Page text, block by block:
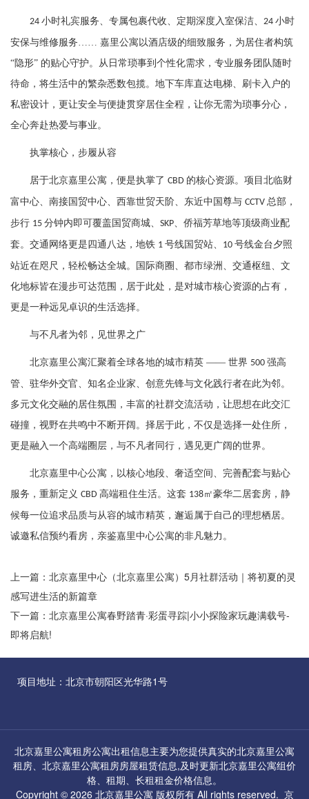
24 小时礼宾服务、专属包裹代收、定期深度入室保洁、 24 小时
安保与维修服务…… 嘉里公寓以酒店级的细致服务，为居住者构筑
“隐形” 的贴心守护。从日常琐事到个性化需求，专业服务团队随时
待命，将生活中的繁杂悉数包揽。地下车库直达电梯、刷卡入户的
私密设计，更让安全与便捷贯穿居住全程，让你无需为琐事分心，
全心奔赴热爱与事业。
执掌核心，步履从容
居于北京嘉里公寓，便是执掌了 CBD 的核心资源。项目北临财
富中心、南接国贸中心、西靠世贸天阶、东近中国尊与 CCTV 总部，
步行 15 分钟内即可覆盖国贸商城、 SKP 、侨福芳草地等顶级商业配
套。交通网络更是四通八达，地铁 1 号线国贸站、 10 号线金台夕照
站近在咫尺，轻松畅达全城。国际商圈、都市绿洲、交通枢纽、文
化地标皆在漫步可达范围，居于此处，是对城市核心资源的占有，
更是一种远见卓识的生活选择。
与不凡者为邻，见世界之广
北京嘉里公寓汇聚着全球各地的城市精英 —— 世界 500 强高
管、驻华外交官、知名企业家、创意先锋与文化践行者在此为邻。
多元文化交融的居住氛围，丰富的社群交流活动，让思想在此交汇
碰撞，视野在共鸣中不断开阔。择居于此，不仅是选择一处住所，
更是融入一个高端圈层，与不凡者同行，遇见更广阔的世界。
北京嘉里中心公寓，以核心地段、奢适空间、完善配套与贴心
服务，重新定义 CBD 高端租住生活。这套 138㎡豪华二居套房，静
候每一位追求品质与从容的城市精英，邂逅属于自己的理想栖居。
诚邀私信预约看房，亲鉴嘉里中心公寓的非凡魅力。
上一篇： 北京嘉里中心（北京嘉里公寓）5月社群活动｜将初夏的灵
感写进生活的新篇章
下一篇： 北京嘉里公寓春野踏青·彩蛋寻踪|小小探险家玩趣满载号-
即将启航!
项目地址：北京市朝阳区光华路1号
北京嘉里公寓租房公寓出租信息主要为您提供真实的北京嘉里公寓
租房、 北京嘉里公寓租房房屋租赁信息,及时更新北京嘉里公寓组价
格、租期、长租租金价格信息。
Copyright © 2026 北京嘉里公寓 版权所有 All rights reserved. 京